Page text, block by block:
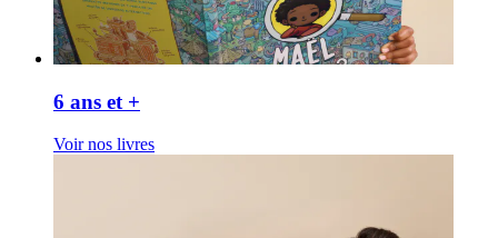
6 ans et +
Voir nos livres